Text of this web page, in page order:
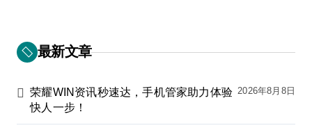
最新文章
荣耀WIN资讯秒速达，手机管家助力体验
快人一步！
2026年8月8日